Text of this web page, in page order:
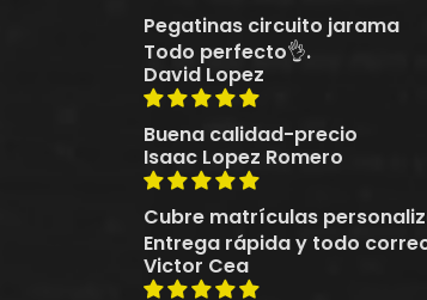
Pegatinas circuito jarama
Todo perfecto👌.
David Lopez
Buena calidad-precio
Isaac Lopez Romero
Cubre matrículas
Entrega rápida y todo
Victor Cea